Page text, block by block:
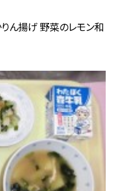
ん揚げ 野菜のレモン和